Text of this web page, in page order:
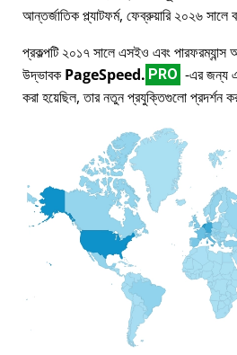
আন্তর্জাতিক প্ল্যাটফর্ম, ফেব্রুয়ারি ২০২৬ সালে
প্রকল্পটি ২০১৭ সালে এসইও এবং পারফরম্যান্স
উদ্ভাবক PageSpeed. PRO -এর জন্য
করা হয়েছিল, তার নতুন প্রযুক্তিগুলো প্রদর্শন